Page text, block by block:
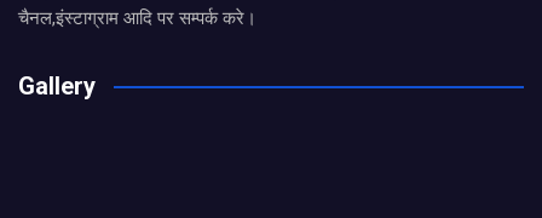
चैनल,इंस्टाग्राम आदि पर सम्पर्क करे।
Gallery